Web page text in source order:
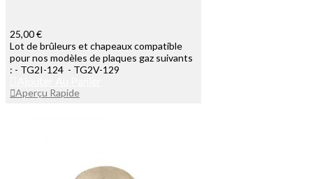
25,00 €
Lot de brûleurs et chapeaux compatible
pour nos modèles de plaques gaz suivants
: - TG2I-124 - TG2V-129
Aperçu Rapide